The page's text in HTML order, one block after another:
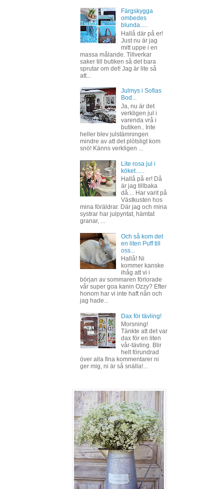
Färgskygga
ombedes
blunda.....
Hallå där på er!
Just nu är jag
mitt uppe i en
massa målande. Tillverkar
saker till butiken så det bara
sprutar om det! Jag är lite så
att...
Julmys i Sofias
Bod...
Ja, nu är det
verkligen jul i
varenda vrå i
butiken.. Inte
heller blev julstämningen
mindre av att det plötsligt kom
snö! Känns verkligen ...
Lite rosa jul i
köket......
Hallå på er! Då
är jag tillbaka
då.... Har varit på
Västkusten hos
mina föräldrar. Där jag och mina
systrar har julpyntat, hämtat
granar, ...
Och så kom det
en liten Puff till
oss...
Hallå! Ni
kommer kanske
ihåg att vi i
början av sommaren förlorade
vår super goa kanin Ozzy? Efter
honom har vi inte haft nån och
jag hade...
Dax för tävling!
Morsning!
Tänkte att det var
dax för en liten
vår-tävling. Blir
helt förundrad
över alla fina kommentarer ni
ger mig, ni är så snälla!...